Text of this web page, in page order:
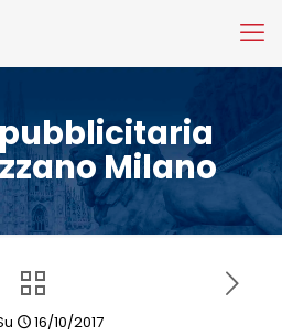
Milano
16/10/2017